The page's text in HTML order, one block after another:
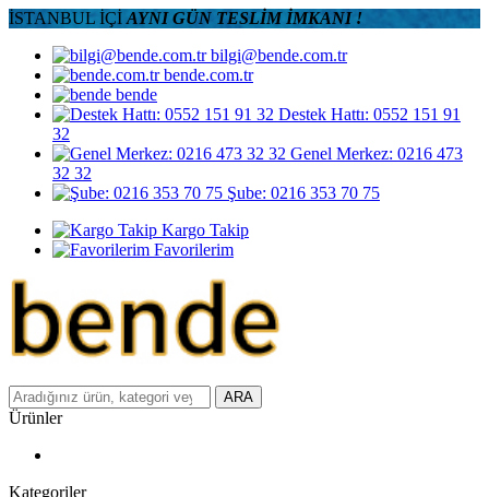
İSTANBUL İÇİ AYNI GÜN TESLİM İMKANI !
bilgi@bende.com.tr
bende.com.tr
bende
Destek Hattı: 0552 151 91
32
Genel Merkez: 0216 473
32 32
Şube: 0216 353 70 75
Kargo Takip
Favorilerim
ARA
Ürünler
Kategoriler